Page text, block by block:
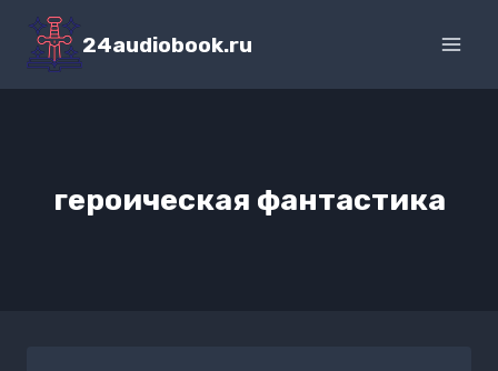
Перейти
содержимому
24audiobook.ru
героическая фантастика